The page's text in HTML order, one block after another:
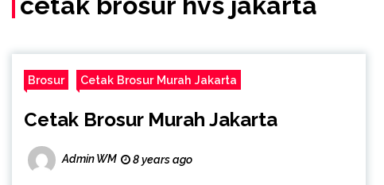
Brosur Cetak Brosur Murah Jakarta
Cetak Brosur Murah Jakarta
Admin WM 8 years ago